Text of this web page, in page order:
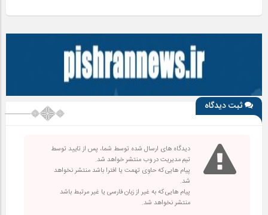
ثبت دیدگاه
دیدگاه های ارسال شده توسط شما، پس از تایید توسط
تیم مدیریت در وب منتشر خواهد شد.
پیام هایی که حاوی تهمت یا افترا باشد منتشر نخواهد
شد.
پیام هایی که به غیر از زبان فارسی یا غیر مرتبط باشد
منتشر نخواهد شد.